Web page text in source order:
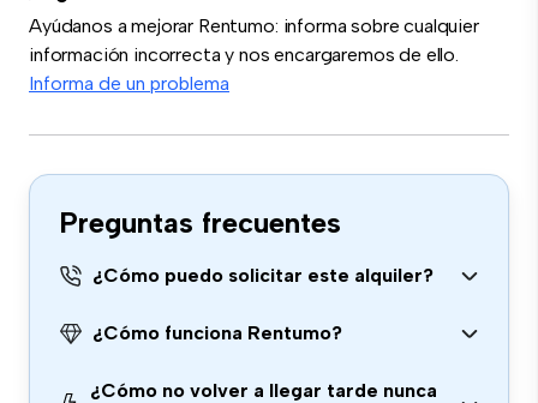
Ayúdanos a mejorar Rentumo: informa sobre cualquier
información incorrecta y nos encargaremos de ello.
Informa de un problema
Preguntas frecuentes
¿Cómo puedo solicitar este alquiler?
¿Cómo funciona Rentumo?
¿Cómo no volver a llegar tarde nunca